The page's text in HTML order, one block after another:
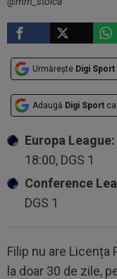
Urmărește Digi Sport
Adaugă Digi Sport
Europa
18:00, DGS 1
Conference
DGS 1
Filip nu are
la doar 30 de zile,